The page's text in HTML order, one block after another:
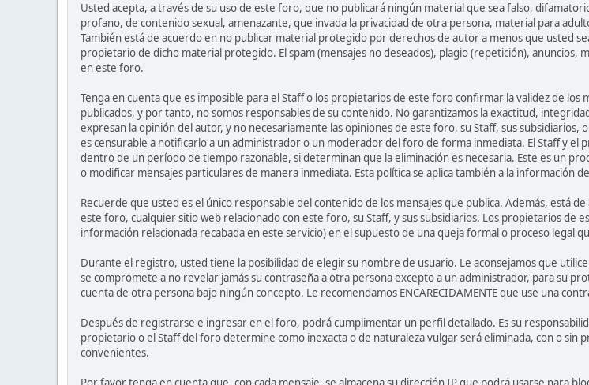
Usted acepta, a través de su uso de este foro, que no publicará ningún material que sea falso,
profano, de contenido sexual, amenazante, que invada la privacidad de otra persona, material para
También está de acuerdo en no publicar material protegido por derechos de autor a menos que usted
propietario de dicho material protegido. El spam (mensajes no deseados), plagio (repetición), anuncios,
en este foro.
Tenga en cuenta que es imposible para el Staff o los propietarios de este foro confirmar la validez de
publicados, y por tanto, no somos responsables de su contenido. No garantizamos la exactitud,
expresan la opinión del autor, y no necesariamente las opiniones de este foro, su Staff, sus
es censurable a notificarlo a un administrador o un moderador del foro de forma inmediata. El Staff y
dentro de un período de tiempo razonable, si determinan que la eliminación es necesaria. Este es un
o modificar mensajes particulares de manera inmediata. Esta política se aplica también a la información
Recuerde que usted es el único responsable del contenido de los mensajes que publica. Además, está
este foro, cualquier sitio web relacionado con este foro, su Staff, y sus subsidiarios. Los propietarios
información relacionada recabada en este servicio) en el supuesto de una queja formal o proceso legal
Durante el registro, usted tiene la posibilidad de elegir su nombre de usuario. Le aconsejamos que
se compromete a no revelar jamás su contraseña a otra persona excepto a un administrador, para su
cuenta de otra persona bajo ningún concepto. Le recomendamos ENCARECIDAMENTE que use una
Después de registrarse e ingresar en el foro, podrá cumplimentar un perfil detallado. Es su
propietario o el Staff del foro determine como inexacta o de naturaleza vulgar será eliminada, con o sin
convenientes.